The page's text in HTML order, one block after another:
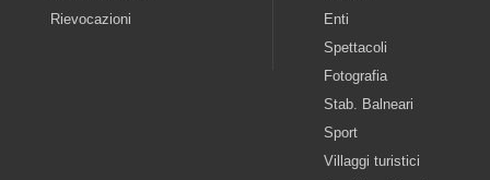
Rievocazioni
Enti
Spettacoli
Fotografia
Stab. Balneari
Sport
Villaggi turistici